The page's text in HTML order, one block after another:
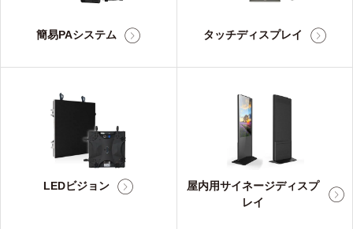
簡易PAシステム タッチディスプレイ
LEDビジョン
屋内用サイネージディスプ
レイ